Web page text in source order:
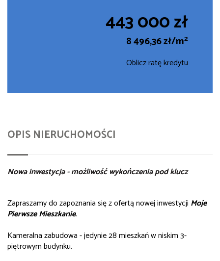
443 000 zł
8 496,36 zł/m2
Oblicz ratę kredytu
OPIS NIERUCHOMOŚCI
Nowa inwestycja - możliwość wykończenia pod klucz
Zapraszamy do zapoznania się z ofertą nowej inwestycji Moje
Pierwsze Mieszkanie.
Kameralna zabudowa - jedynie 28 mieszkań w niskim 3-
piętrowym budynku.